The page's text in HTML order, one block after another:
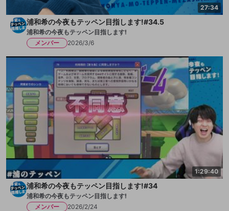
27:34
浦和希の今夜もテッペン目指します!#34.5
浦和希の今夜もテッペン目指します!
メンバー
2026/3/6
1:29:40
浦和希の今夜もテッペン目指します!#34
浦和希の今夜もテッペン目指します!
メンバー
2026/2/24